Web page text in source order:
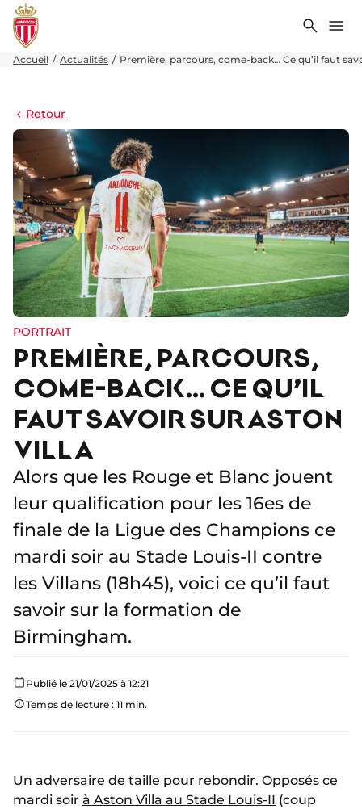
Accueil Actualités Première, parcours, come-back… Ce qu’il faut
Retour
PORTRAIT
PREMIÈRE, PARCOURS,
COME-BACK… CE QU’IL
FAUT SAVOIR SUR ASTON
VILLA
Alors que les Rouge et Blanc jouent
leur qualification pour les 16es de
finale de la Ligue des Champions ce
mardi soir au Stade Louis-II contre
les Villans (18h45), voici ce qu’il faut
savoir sur la formation de
Birmingham.
Publié le 21/01/2025 à 12:21
Temps de lecture : 11 min.
Un adversaire de taille pour rebondir. Opposés ce
mardi soir à Aston Villa au Stade Louis-II (coup